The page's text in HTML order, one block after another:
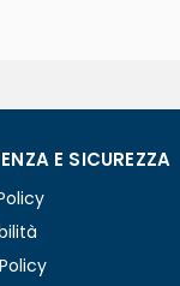
E SICUREZZA